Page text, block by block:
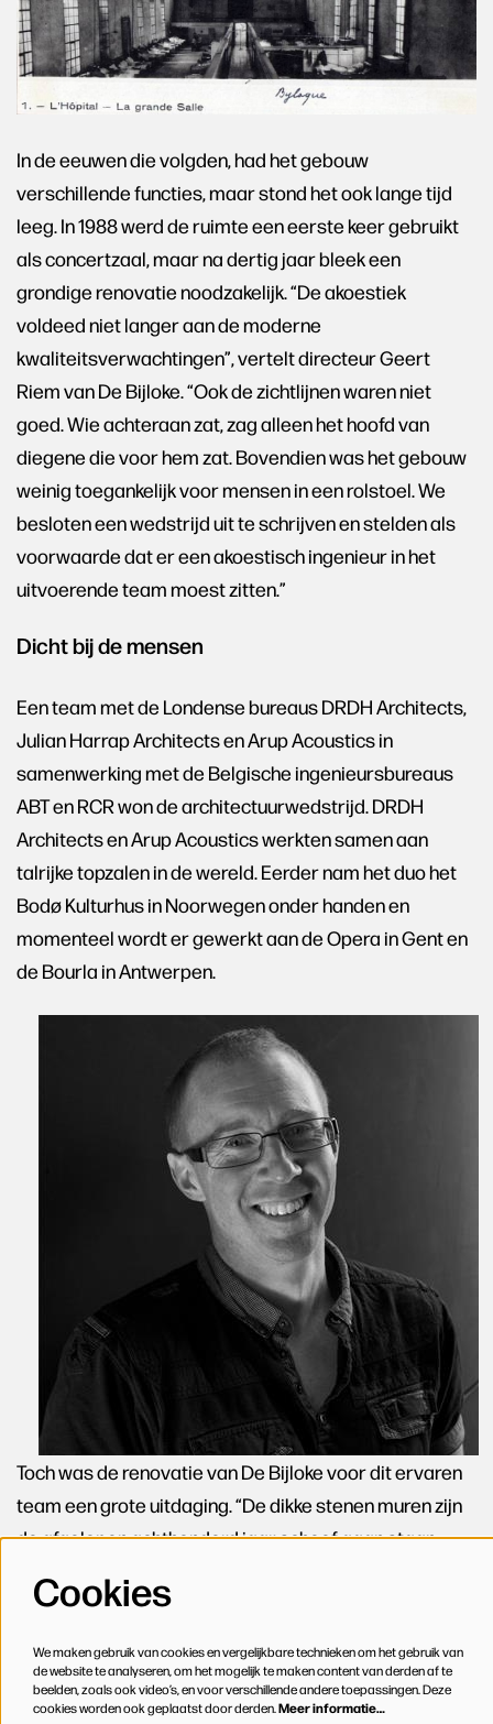
In de eeuwen die volgden, had het gebouw
verschillende functies, maar stond het ook lange tijd
leeg. In 1988 werd de ruimte een eerste keer gebruikt
als concertzaal, maar na dertig jaar bleek een
grondige renovatie noodzakelijk. “De akoestiek
voldeed niet langer aan de moderne
kwaliteitsverwachtingen”, vertelt directeur Geert
Riem van De Bijloke. “Ook de zichtlijnen waren niet
goed. Wie achteraan zat, zag alleen het hoofd van
diegene die voor hem zat. Bovendien was het gebouw
weinig toegankelijk voor mensen in een rolstoel. We
besloten een wedstrijd uit te schrijven en stelden als
voorwaarde dat er een akoestisch ingenieur in het
uitvoerende team moest zitten.”
Dicht bij de mensen
Een team met de Londense bureaus DRDH Architects,
Julian Harrap Architects en Arup Acoustics in
samenwerking met de Belgische ingenieursbureaus
ABT en RCR won de architectuurwedstrijd. DRDH
Architects en Arup Acoustics werkten samen aan
talrijke topzalen in de wereld. Eerder nam het duo het
Bodø Kulturhus in Noorwegen onder handen en
momenteel wordt er gewerkt aan de Opera in Gent en
de Bourla in Antwerpen.
Toch was de renovatie van De Bijloke voor dit ervaren
team een grote uitdaging. “De dikke stenen muren zijn
de afgelopen achthonderd jaar scheef gaan staan,
naar boven kaatst”, legt Ned Crowe (foto links) van
juist is om de mensen onder te dompelen in de muziek.
Early reflection is belangrijk, omdat je de muziek dicht
Cookies
We maken gebruik van cookies en vergelijkbare technieken om het gebruik van
de website te analyseren, om het mogelijk te maken content van derden af te
beelden, zoals ook video’s, en voor verschillende andere toepassingen. Deze
cookies worden ook geplaatst door derden.Meer informatie…